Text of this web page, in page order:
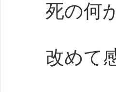
死の何
改めて